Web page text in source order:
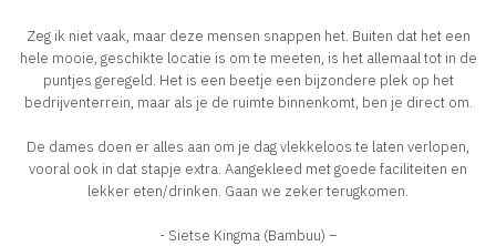
Zeg ik niet vaak, maar deze mensen snappen het. Buiten dat het een
hele mooie, geschikte locatie is om te meeten, is het allemaal tot in de
puntjes geregeld. Het is een beetje een bijzondere plek op het
bedrijventerrein, maar als je de ruimte binnenkomt, ben je direct om.
De dames doen er alles aan om je dag vlekkeloos te laten verlopen,
vooral ook in dat stapje extra. Aangekleed met goede faciliteiten en
lekker eten/drinken. Gaan we zeker terugkomen.
- Sietse Kingma (Bambuu) –